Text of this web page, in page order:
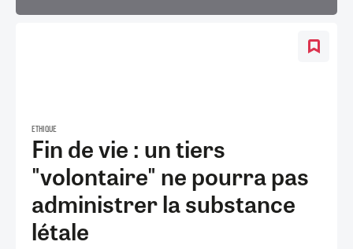
ETHIQUE
Fin de vie : un tiers
"volontaire" ne pourra pas
administrer la substance
létale